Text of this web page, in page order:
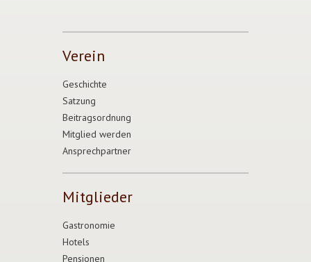
Verein
Geschichte
Satzung
Beitragsordnung
Mitglied werden
Ansprechpartner
Mitglieder
Gastronomie
Hotels
Pensionen